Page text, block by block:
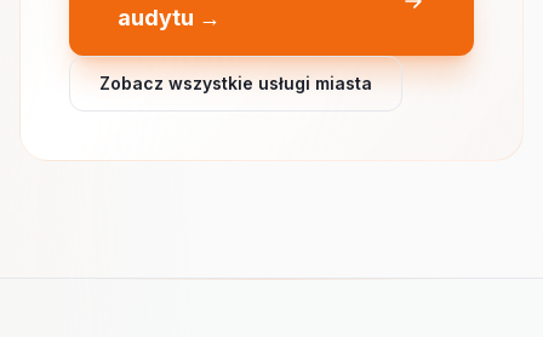
audytu →
Zobacz wszystkie usługi miasta